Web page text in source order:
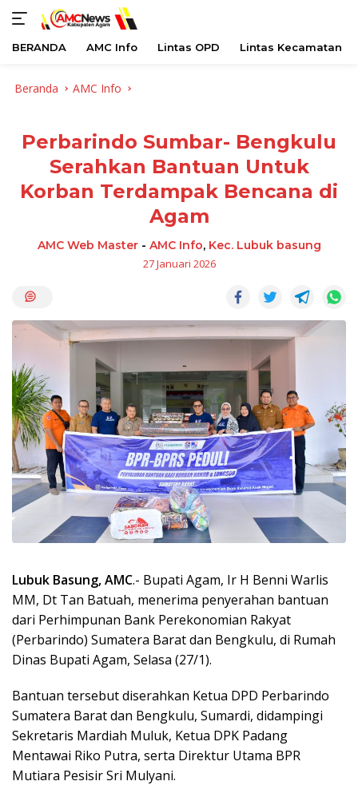
BERANDA AMC Info Lintas OPD Lintas Kecamatan
Beranda AMC Info
Perbarindo Sumbar- Bengkulu
Serahkan Bantuan Untuk
Korban Terdampak Bencana di
Agam
AMC Web Master- AMC Info, Kec. Lubuk basung
27 Januari 2026
Lubuk Basung, AMC.- Bupati Agam, Ir H Benni Warlis
MM, Dt Tan Batuah, menerima penyerahan bantuan
dari Perhimpunan Bank Perekonomian Rakyat
(Perbarindo) Sumatera Barat dan Bengkulu, di Rumah
Dinas Bupati Agam, Selasa (27/1).
Bantuan tersebut diserahkan Ketua DPD Perbarindo
Sumatera Barat dan Bengkulu, Sumardi, didampingi
Sekretaris Mardiah Muluk, Ketua DPK Padang
Mentawai Riko Putra, serta Direktur Utama BPR
Mutiara Pesisir Sri Mulyani.